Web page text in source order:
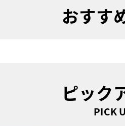
おすす
ピック
PICK